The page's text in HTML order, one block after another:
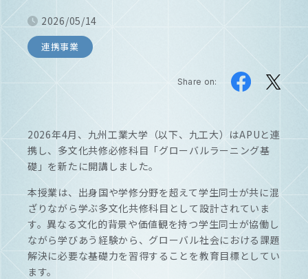
2026/05/14
連携事業
Share on:
2026年4月、九州工業大学（以下、九工大）はAPUと連
携し、多文化共修必修科目「グローバルラーニング基
礎」を新たに開講しました。
本授業は、出身国や学修分野を超えて学生同士が共に混
ざりながら学ぶ多文化共修科目として設計されていま
す。異なる文化的背景や価値観を持つ学生同士が協働し
ながら学びあう経験から、グローバル社会における課題
解決に必要な基礎力を習得することを教育目標としてい
ます。